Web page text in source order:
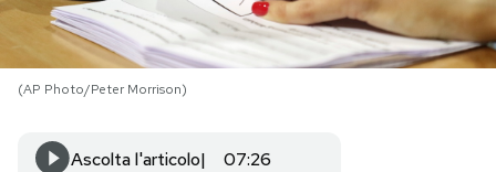
SHOP
(AP Photo/Peter Morrison)
Ascolta l'articolo 07:26